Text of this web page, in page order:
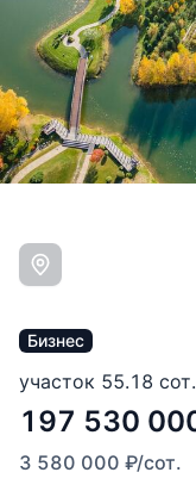
Бизнес
участок 55.18
197 530
3 580 000 ₽/сот.